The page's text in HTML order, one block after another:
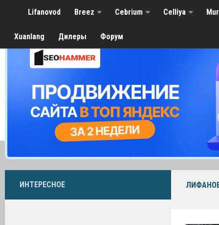
Lifanovod Breez Cebrium Celliya
Xuanlang Дилеры Форум
ИНТЕРЕСНОЕ